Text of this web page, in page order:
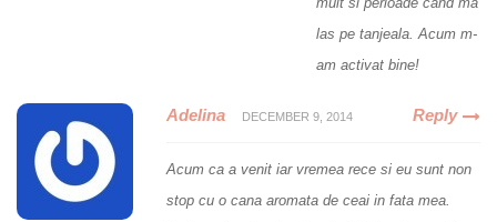
las pe tanjeala. Acum m-
am activat bine!
Adelina DECEMBER 9, 2014 Reply
Acum ca a venit iar vremea rece si eu sunt non
stop cu o cana aromata de ceai in fata mea.